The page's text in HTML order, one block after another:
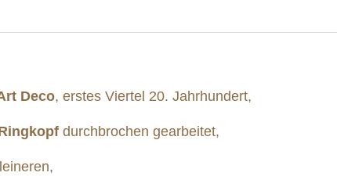
Deco, erstes Viertel 20. Jahrhundert,
durchbrochen gearbeitet,